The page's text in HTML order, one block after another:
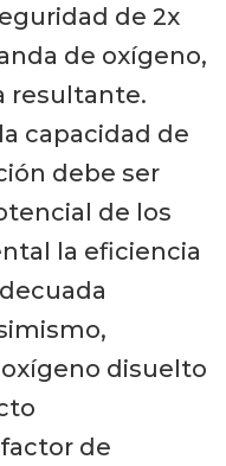
de 2x
de oxígeno,
resultante.
capacidad de
debe ser
de los
la eficiencia
disuelto
de